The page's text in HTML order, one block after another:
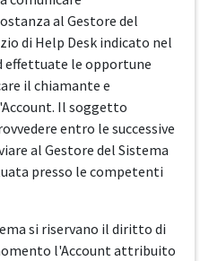
al Gestore del
di Help Desk indicato nel
effettuate le opportune
il chiamante e
Il soggetto
entro le successive
al Gestore del Sistema
presso le competenti
si riservano il diritto di
l'Account attribuito